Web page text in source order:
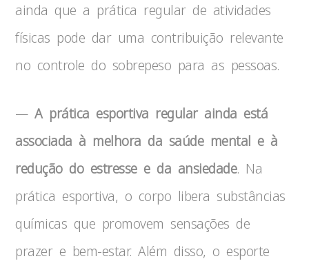
ainda que a prática regular de atividades
físicas pode dar uma contribuição relevante
no controle do sobrepeso para as pessoas.
—A prática esportiva regular ainda está
associada à melhora da saúde mental e à
redução do estresse e da ansiedade. Na
prática esportiva, o corpo libera substâncias
químicas que promovem sensações de
prazer e bem-estar. Além disso, o esporte